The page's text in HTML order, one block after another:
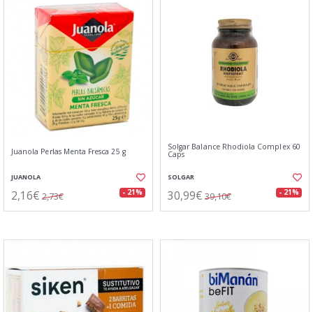
Juanola Perlas Menta Fresca 25 g
JUANOLA
2,16€ 2,73€ - 21%
Solgar Balance Rhodiola Complex 60
Caps
SOLGAR
30,99€ 39,10€ - 21%